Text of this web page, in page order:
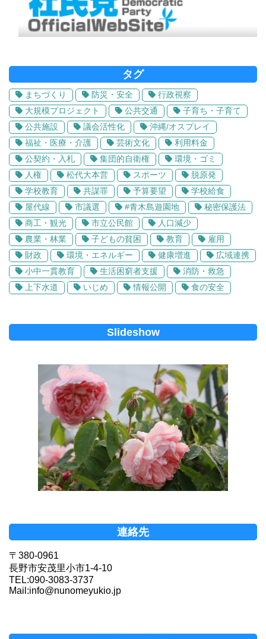
タグ
まちづくり 防災・安全
行政視察
大規模プロジェクト
公共交通
子育ち・子育て
公共施設
議会活性化
沖縄/オスプレイ
福祉・医療・介護
芸術文化
利用料金
公契約・入札
集団的自衛権
環境・ゴミ
人権
松代大本営 スポーツ
脱原発
学校教育
共謀罪 予算要望
学校給食
屋代線
市議選 #青木島遊園地
秘密保護法
商工・観光
市立公民館
人口減少
農業・林業
子どもの貧困 教育
雇用
財政
環境・エネルギー 健康増進
広域連携
小中一貫教育
生活困窮者支援
消防・救急
上下水道
いじめ 情報公開 食の安全
Slideshow
連絡先
〒380-0961
長野市安茂里小市1-4-10
TEL:090-3083-3737
Mail:info@nunomeyukio.jp